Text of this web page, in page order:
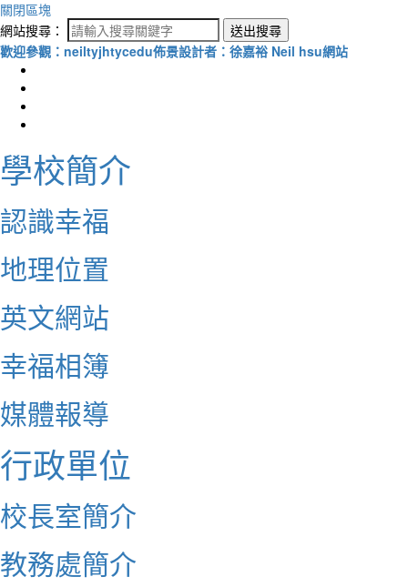
關閉區塊
網站搜尋：
送出搜尋
歡迎參觀：neiltyjhtycedu佈景設計者：徐嘉裕 Neil hsu網站
學校簡介
認識幸福
地理位置
英文網站
幸福相簿
媒體報導
行政單位
校長室簡介
教務處簡介